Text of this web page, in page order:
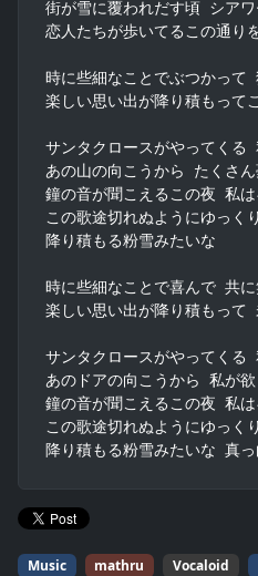
街が雪に覆われだす頃 シアワ
恋人たちが歩いてるこの通り
時に些細なことでぶつかって
楽しい思い出が降り積もって
サンタクロースがやってくる
あの山の向こうから たくさ
鐘の音が聞こえるこの夜 私は
この歌途切れぬようにゆっく
降り積もる粉雪みたいな
時に些細なことで喜んで 共
楽しい思い出が降り積もって
サンタクロースがやってくる
あのドアの向こうから 私が
鐘の音が聞こえるこの夜 私は
この歌途切れぬようにゆっく
降り積もる粉雪みたいな 真
Music mathru Vocaloid